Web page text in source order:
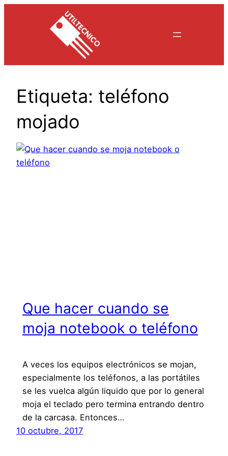
Etiqueta: teléfono
mojado
Que hacer cuando se
moja notebook o teléfono
A veces los equipos electrónicos se mojan,
especialmente los teléfonos, a las portátiles
se les vuelca algún liquido que por lo general
moja el teclado pero termina entrando dentro
de la carcasa. Entonces…
10 octubre, 2017